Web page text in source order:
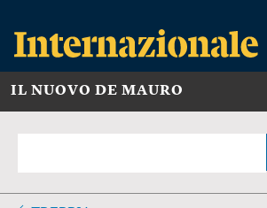
IL NUOVO DE MAURO